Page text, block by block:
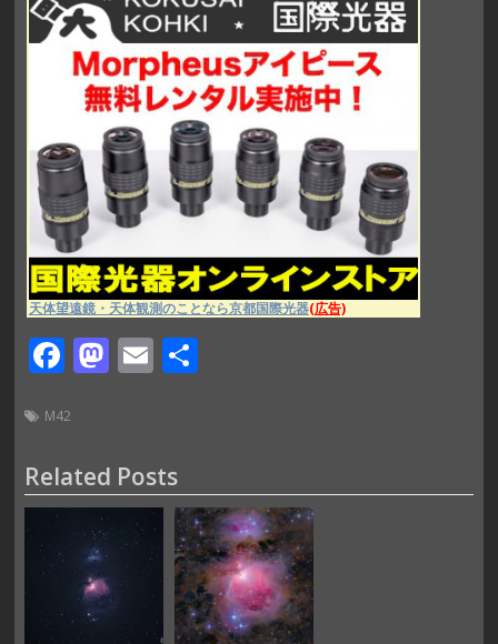
天体望遠鏡・天体観測のことなら京都国際光器(広告)
F
e
b
o
o
M
d
o
n
E
l
共
M42
Related Posts